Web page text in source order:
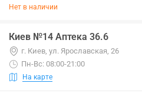
Нет в наличии
Киев №14 Аптека 36.6
г. Киев, ул. Ярославская, 26
Пн-Вс: 08:00-21:00
На карте